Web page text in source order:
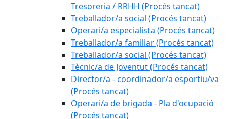
Tresoreria / RRHH (Procés tancat)
Treballador/a social (Procés tancat)
Operari/a especialista (Procés tancat)
Treballador/a familiar (Procés tancat)
Treballador/a social (Procés tancat)
Tècnic/a de Joventut (Procés tancat)
Director/a - coordinador/a esportiu/va
(Procés tancat)
Operari/a de brigada - Pla d'ocupació
(Procés tancat)